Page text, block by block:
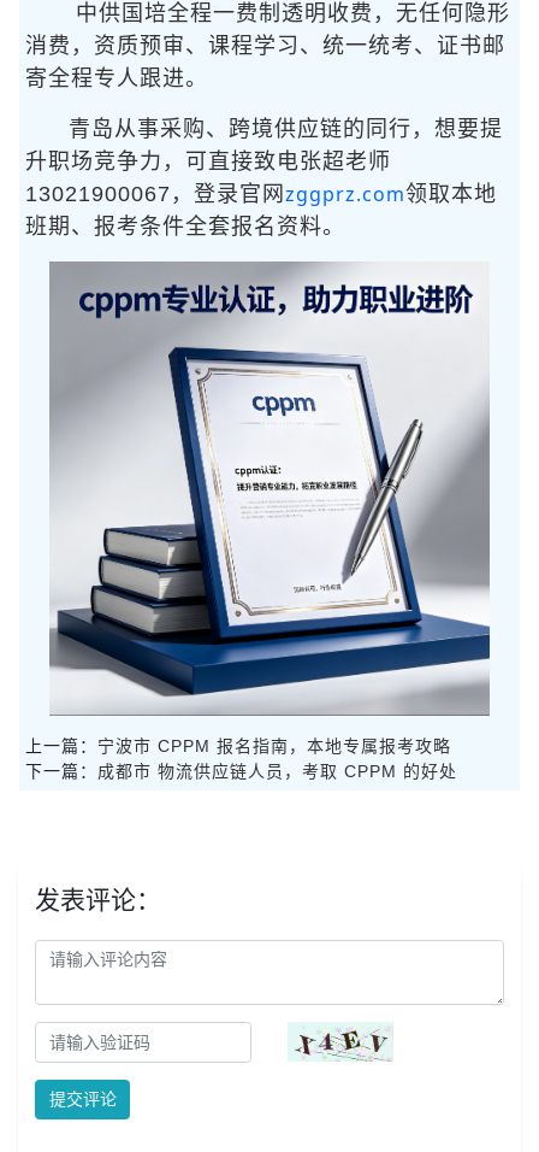
中供国培全程一费制透明收费，无任何隐形
消费，资质预审、课程学习、统一统考、证书邮
寄全程专人跟进。
青岛从事采购、跨境供应链的同行，想要提
升职场竞争力，可直接致电张超老师
13021900067，登录官网 zggprz.com领取本地
班期、报考条件全套报名资料。
上一篇： 宁波市 CPPM 报名指南，本地专属报考攻略
下一篇： 成都市 物流供应链人员，考取 CPPM 的好处
发表评论：
提交评论